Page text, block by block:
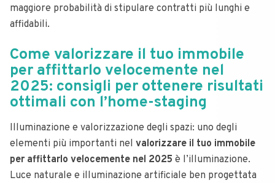
maggiore probabilità di stipulare contratti più lunghi e
affidabili.
Come valorizzare il tuo immobile
per affittarlo velocemente nel
2025: consigli per ottenere risultati
ottimali con l’home-staging
Illuminazione e valorizzazione degli spazi: uno degli
elementi più importanti nel valorizzare il tuo immobile
per affittarlo velocemente nel 2025 è l’illuminazione.
Luce naturale e illuminazione artificiale ben progettata